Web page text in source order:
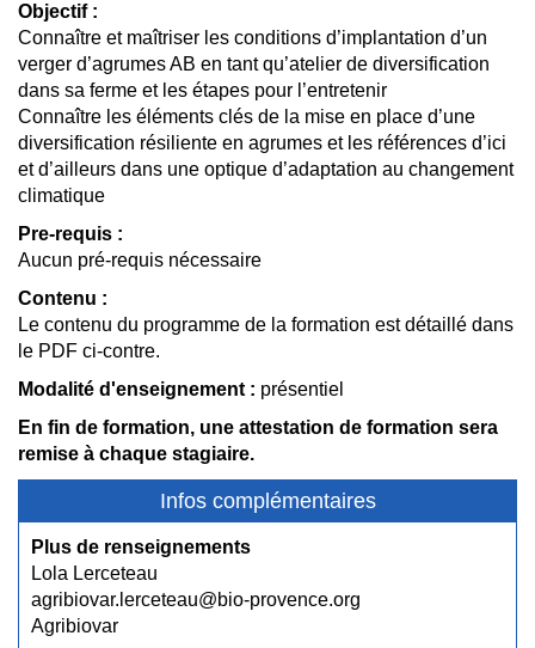
Objectif :
Connaître et maîtriser les conditions d’implantation d’un
verger d’agrumes AB en tant qu’atelier de diversification
dans sa ferme et les étapes pour l’entretenir
Connaître les éléments clés de la mise en place d’une
diversification résiliente en agrumes et les références d’ici
et d’ailleurs dans une optique d’adaptation au changement
climatique
Pre-requis :
Aucun pré-requis nécessaire
Contenu :
Le contenu du programme de la formation est détaillé dans
le PDF ci-contre.
Modalité d'enseignement : présentiel
En fin de formation, une attestation de formation sera
remise à chaque stagiaire.
Infos complémentaires
Plus de renseignements
Lola Lerceteau
agribiovar.lerceteau@bio-provence.org
Agribiovar